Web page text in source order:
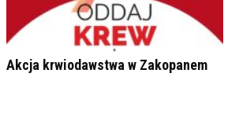
Akcja krwiodawstwa w Zakopanem